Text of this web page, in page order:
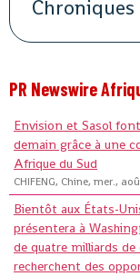
Chroniques
PR Newswire
Envision et Sasol
demain grâce à une
Afrique du Sud
CHIFENG, Chine, mer.,
Bientôt aux États-
présentera à
de quatre milliards
recherchent des